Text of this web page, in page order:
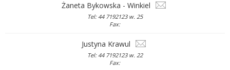
Żaneta Bykowska - Winkiel
Tel: 44 7192123 w. 25
Fax:
Justyna Krawul
Tel: 44 7192123 w. 22
Fax: